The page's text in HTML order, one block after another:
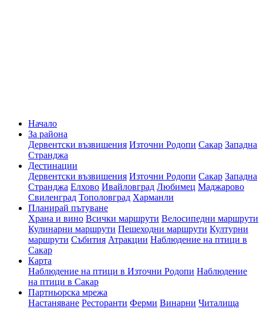
Начало
За района
Дервентски възвишения Източни Родопи Сакар Западна
Странджа
Дестинации
Дервентски възвишения Източни Родопи Сакар Западна
Странджа Елхово Ивайловград Любимец Маджарово
Свиленград Тополовград Харманли
Планирай пътуване
Храна и вино Всички маршрути Велосипедни маршрути
Кулинарни маршрути Пешеходни маршрути Културни
маршрути Събития Атракции Наблюдение на птици в
Сакар
Карта
Наблюдение на птици в Източни Родопи Наблюдение
на птици в Сакар
Партньорска мрежа
Настаняване Ресторанти Ферми Винарни Читалища